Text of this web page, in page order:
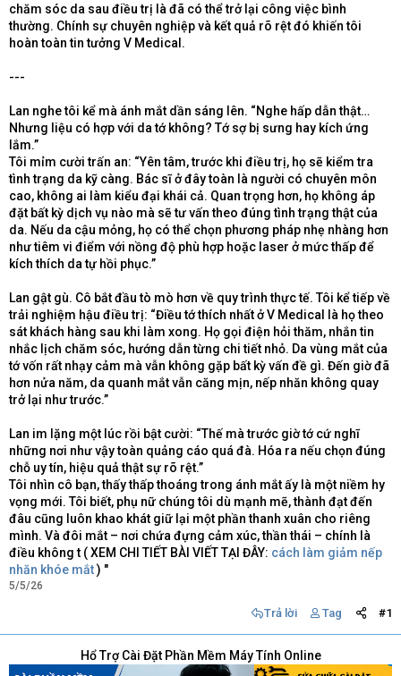
chăm sóc da sau điều trị là đã có thể trở lại công việc bình
thường. Chính sự chuyên nghiệp và kết quả rõ rệt đó khiến tôi
hoàn toàn tin tưởng V Medical.
---
Lan nghe tôi kể mà ánh mắt dần sáng lên. “Nghe hấp dẫn thật…
Nhưng liệu có hợp với da tớ không? Tớ sợ bị sưng hay kích ứng
lắm.”
Tôi mỉm cười trấn an: “Yên tâm, trước khi điều trị, họ sẽ kiểm tra
tình trạng da kỹ càng. Bác sĩ ở đây toàn là người có chuyên môn
cao, không ai làm kiểu đại khái cả. Quan trọng hơn, họ không áp
đặt bất kỳ dịch vụ nào mà sẽ tư vấn theo đúng tình trạng thật của
da. Nếu da cậu mỏng, họ có thể chọn phương pháp nhẹ nhàng hơn
như tiêm vi điểm với nồng độ phù hợp hoặc laser ở mức thấp để
kích thích da tự hồi phục.”
Lan gật gù. Cô bắt đầu tò mò hơn về quy trình thực tế. Tôi kể tiếp về
trải nghiệm hậu điều trị: “Điều tớ thích nhất ở V Medical là họ theo
sát khách hàng sau khi làm xong. Họ gọi điện hỏi thăm, nhắn tin
nhắc lịch chăm sóc, hướng dẫn từng chi tiết nhỏ. Da vùng mắt của
tớ vốn rất nhạy cảm mà vẫn không gặp bất kỳ vấn đề gì. Đến giờ đã
hơn nửa năm, da quanh mắt vẫn căng mịn, nếp nhăn không quay
trở lại như trước.”
Lan im lặng một lúc rồi bật cười: “Thế mà trước giờ tớ cứ nghĩ
những nơi như vậy toàn quảng cáo quá đà. Hóa ra nếu chọn đúng
chỗ uy tín, hiệu quả thật sự rõ rệt.”
Tôi nhìn cô bạn, thấy thấp thoáng trong ánh mắt ấy là một niềm hy
vọng mới. Tôi biết, phụ nữ chúng tôi dù mạnh mẽ, thành đạt đến
đâu cũng luôn khao khát giữ lại một phần thanh xuân cho riêng
mình. Và đôi mắt – nơi chứa đựng cảm xúc, thần thái – chính là
điều không t ( XEM CHI TIẾT BÀI VIẾT TẠI ĐÂY: cách làm giảm nếp
nhăn khóe mắt) "
5/5/26
Trả lời Tag #1
Hổ Trợ Cài Đặt Phần Mềm Máy Tính Online